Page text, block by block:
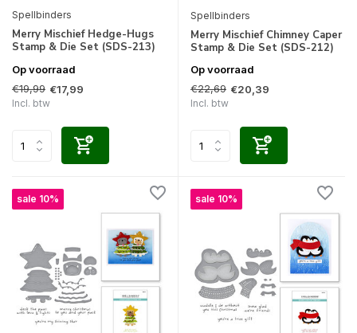
Spellbinders
Merry Mischief Hedge-Hugs
Stamp & Die Set (SDS-213)
Op voorraad
€19,99 €17,99
Incl. btw
Spellbinders
Merry Mischief Chimney Caper
Stamp & Die Set (SDS-212)
Op voorraad
€22,69 €20,39
Incl. btw
sale 10% sale 10%